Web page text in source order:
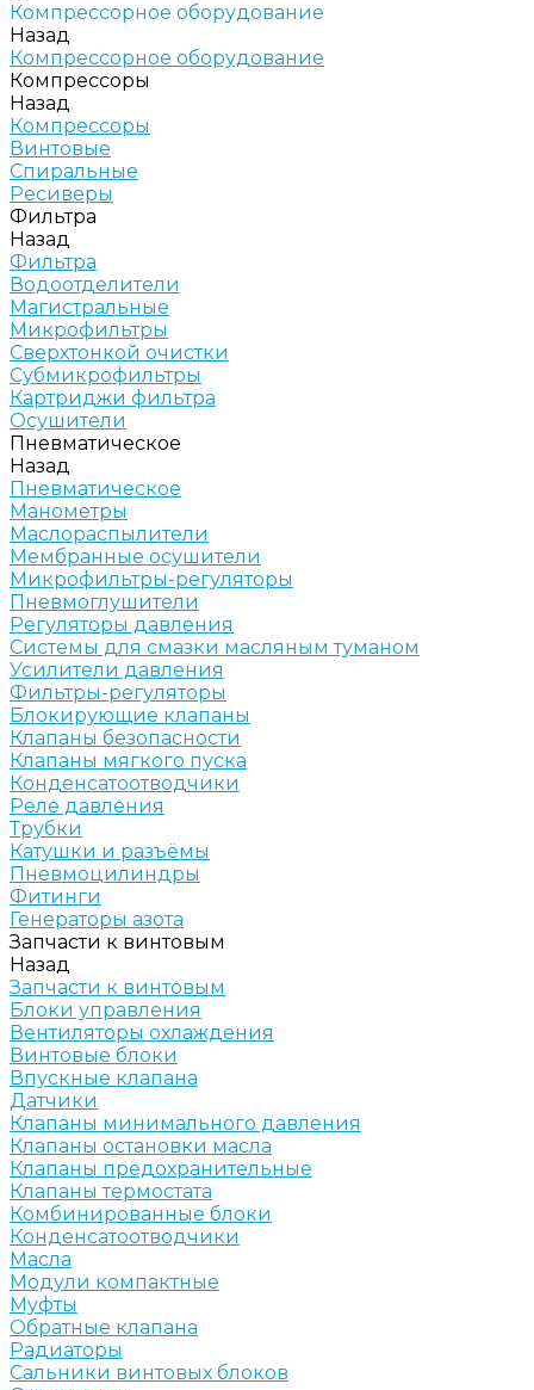
Компрессорное оборудование
Назад
Компрессорное оборудование
Компрессоры
Назад
Компрессоры
Винтовые
Спиральные
Ресиверы
Фильтра
Назад
Фильтра
Водоотделители
Магистральные
Микрофильтры
Сверхтонкой очистки
Субмикрофильтры
Картриджи фильтра
Осушители
Пневматическое
Назад
Пневматическое
Манометры
Маслораспылители
Мембранные осушители
Микрофильтры-регуляторы
Пневмоглушители
Регуляторы давления
Системы для смазки масляным туманом
Усилители давления
Фильтры-регуляторы
Блокирующие клапаны
Клапаны безопасности
Клапаны мягкого пуска
Конденсатоотводчики
Реле давления
Трубки
Катушки и разъёмы
Пневмоцилиндры
Фитинги
Генераторы азота
Запчасти к винтовым
Назад
Запчасти к винтовым
Блоки управления
Вентиляторы охлаждения
Винтовые блоки
Впускные клапана
Датчики
Клапаны минимального давления
Клапаны остановки масла
Клапаны предохранительные
Клапаны термостата
Комбинированные блоки
Конденсатоотводчики
Масла
Модули компактные
Муфты
Обратные клапана
Радиаторы
Сальники винтовых блоков